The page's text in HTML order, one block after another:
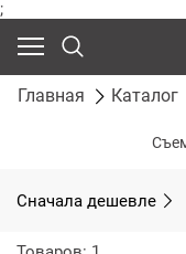
;
Главная Каталог
Сначала дешевле